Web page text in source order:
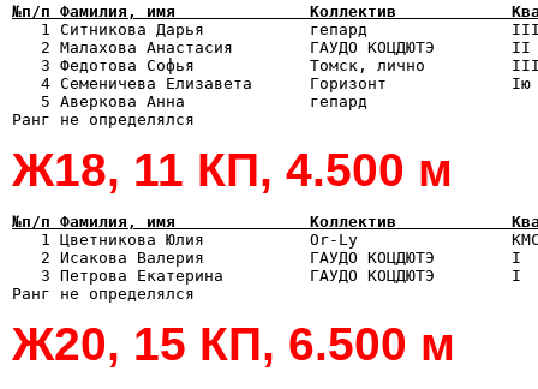
№п/п Фамилия, имя              Коллектив            Квал
1 Ситникова Дарья           гепард
2 Малахова Анастасия        ГАУДО КОЦДЮТЭ
3 Федотова Софья            Томск, лично
4 Семеничева Елизавета      Горизонт
5 Аверкова Анна             гепард
Ж18, 11 КП, 4.500 м
№п/п Фамилия, имя              Коллектив            Квал
1 Цветникова Юлия           Or-Ly
2 Исакова Валерия           ГАУДО КОЦДЮТЭ
3 Петрова Екатерина         ГАУДО КОЦДЮТЭ
Ж20, 15 КП, 6.500 м